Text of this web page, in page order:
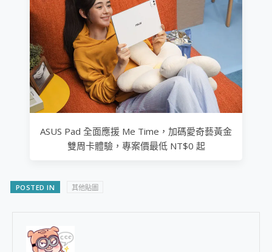
ASUS Pad 全面應援 Me Time，加碼愛奇藝黃金
雙周卡體驗，專案價最低 NT$0 起
POSTED IN 其他貼圖